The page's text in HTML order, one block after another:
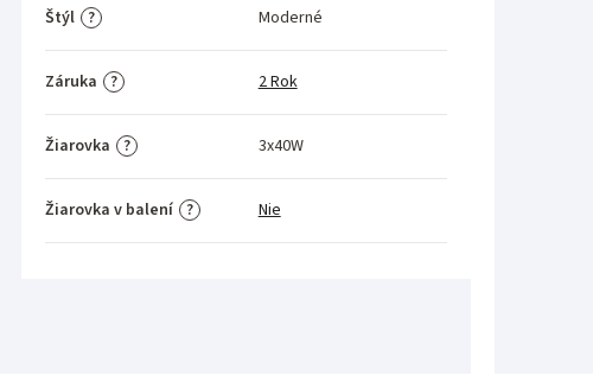
?
Štýl Moderné
?
Záruka 2 Rok
?
Žiarovka 3x40W
?
Žiarovka v balení Nie